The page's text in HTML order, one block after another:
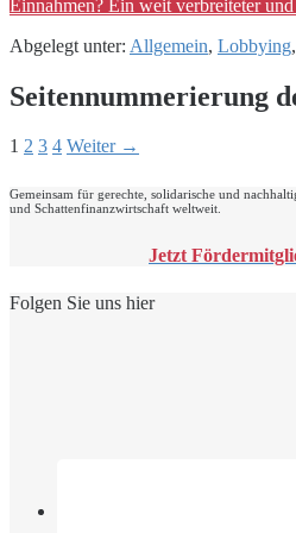
Einnahmen? Ein weit verbreiteter
Abgelegt unter: Allgemein, Lobbying,
Seitennummerierung
1 2 3 4 Weiter →
Gemeinsam für gerechte, solidarische und
und Schattenfinanzwirtschaft weltweit.
Jetzt
Folgen Sie uns hier